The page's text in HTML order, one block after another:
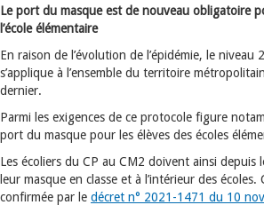
Le port du masque est de nouveau obligatoire
l’école élémentaire
En raison de l’évolution de l’épidémie, le
s’applique à l’ensemble du territoire
dernier.
Parmi les exigences de ce protocole figure
port du masque pour les élèves des écoles
Les écoliers du CP au CM2 doivent ainsi depuis
leur masque en classe et à l’intérieur des
confirmée par le décret n° 2021-1471 du 10